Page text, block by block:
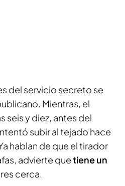
del servicio secreto se
Mientras, el
seis y diez, antes del
subir al tejado hace
hablan de que el tirador
advierte quetiene un
cerca.